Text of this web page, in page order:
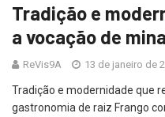
Tradição e
a vocação de
ReVis9A 13 de janeiro de
Tradição e modernidade que
gastronomia de raiz Frango